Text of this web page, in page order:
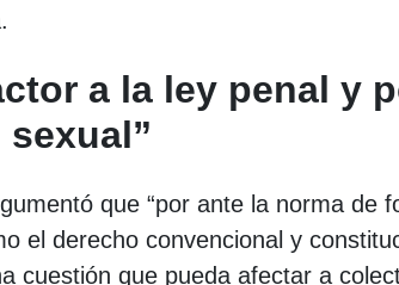
a la ley penal y
que “por ante la norma de
el derecho convencional y
cuestión que pueda afectar a